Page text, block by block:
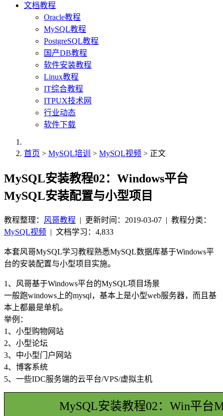
文档教程
Oracle教程
MySQL教程
PostgreSQL教程
国产DB教程
软件安装教程
Linux教程
IT综合教程
ITPUX技术网
行业动态
软件下载
首页 > MySQL培训 > MySQL视频 > 正文
MySQL安装教程02：Windows平台
MySQL安装配置与小型项目
教程整理： 风哥教程 | 更新时间：2019-03-07 | 教程分类：
MySQL视频 | 文档学习：4,833
本套风哥MySQL学习教程熟悉MySQL数据库基于Windows平
台的安装配置与小型项目实施。
1、风哥基于Windows平台的MySQL项目场景
一般跑windows上的mysql，基本上是小型web服务器，而且基
本上都最是单机。
举例：
1、小型购物网站
2、小型论坛
3、中小型门户网站
4、博客系统
5、一些IDC服务端的云平台/VPS/虚拟主机
MySQL安装教程02：Win平台